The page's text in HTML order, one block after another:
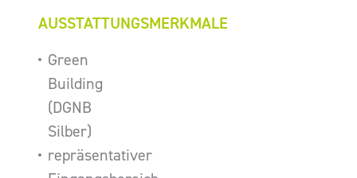
AUSSTATTUNGSMERKMALE
Green
Building
(DGNB
Silber)
repräsentativer